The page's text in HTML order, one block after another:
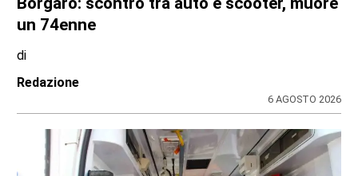
dell’attività questa settimana in Consiglio
regionale
di
Redazione CRP